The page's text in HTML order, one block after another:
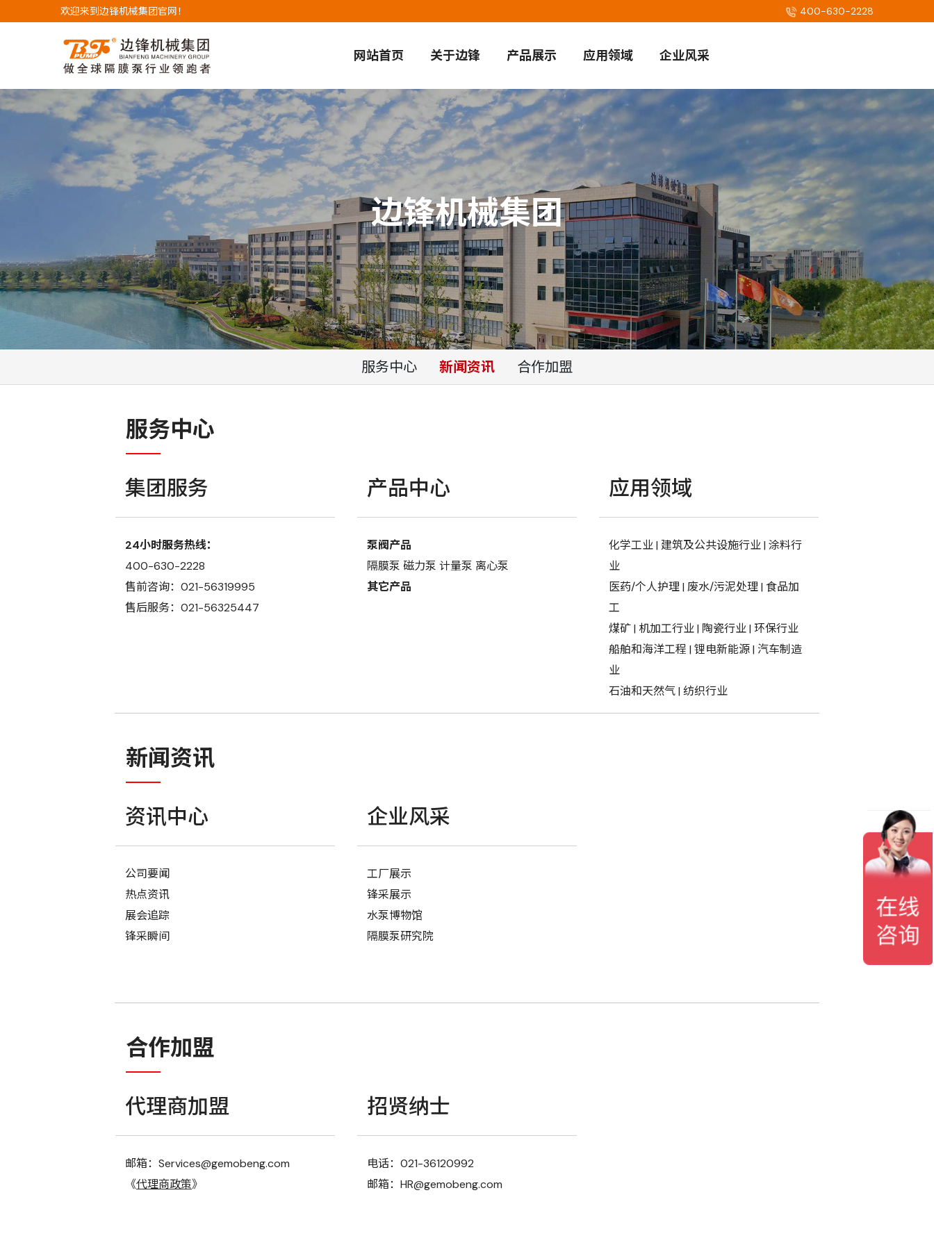
欢迎来到边锋机械集团官网！ 400-630-2228
网站首页 关于边锋 产品展示 应用领域 企业风采
边锋机械集团
服务中心 新闻资讯 合作加盟
服务中心
集团服务
24小时服务热线：
400-630-2228
售前咨询：021-56319995
售后服务：021-56325447
产品中心
泵阀产品
隔膜泵 磁力泵 计量泵 离心泵
其它产品
应用领域
化学工业| 建筑及公共设施行业| 涂料行
业
医药/个人护理| 废水/污泥处理| 食品加
工
煤矿| 机加工行业| 陶瓷行业| 环保行业
船舶和海洋工程 | 锂电新能源| 汽车制造
业
石油和天然气| 纺织行业
新闻资讯
资讯中心
公司要闻
热点资讯
展会追踪
锋采瞬间
企业风采
工厂展示
锋采展示
水泵博物馆
隔膜泵研究院
合作加盟
代理商加盟
邮箱：Services@gemobeng.com
《代理商政策》
招贤纳士
电话：021-36120992
邮箱：HR@gemobeng.com